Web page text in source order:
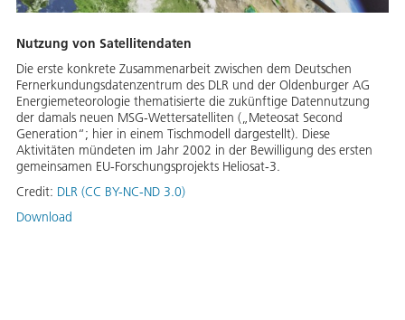
Nutzung von Satellitendaten
Die erste konkrete Zusammenarbeit zwischen dem Deutschen
Fernerkundungsdatenzentrum des DLR und der Oldenburger AG
Energiemeteorologie thematisierte die zukünftige Datennutzung
der damals neuen MSG-Wettersatelliten („Meteosat Second
Generation“; hier in einem Tischmodell dargestellt). Diese
Aktivitäten mündeten im Jahr 2002 in der Bewilligung des ersten
gemeinsamen EU-Forschungsprojekts Heliosat-3.
Credit: DLR (CC BY-NC-ND 3.0)
Download